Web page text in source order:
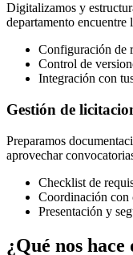
Digitalizamos y
departamento encuentre
Configuración de
Control de
Integración con
Gestión de
Preparamos
aprovechar
Checklist de
Coordinación con
Presentación y
¿Qué nos